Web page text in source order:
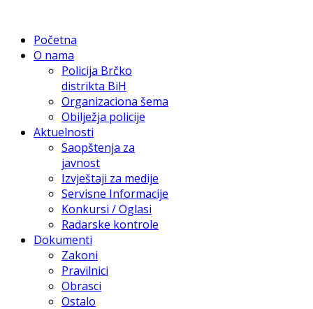
Početna
O nama
Policija Brčko
distrikta BiH
Organizaciona šema
Obilježja policije
Aktuelnosti
Saopštenja za
javnost
Izvještaji za medije
Servisne Informacije
Konkursi / Oglasi
Radarske kontrole
Dokumenti
Zakoni
Pravilnici
Obrasci
Ostalo